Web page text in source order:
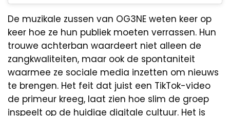
De muzikale zussen van OG3NE weten keer op
keer hoe ze hun publiek moeten verrassen. Hun
trouwe achterban waardeert niet alleen de
zangkwaliteiten, maar ook de spontaniteit
waarmee ze sociale media inzetten om nieuws
te brengen. Het feit dat juist een TikTok-video
de primeur kreeg, laat zien hoe slim de groep
inspeelt op de huidige digitale cultuur. Het is